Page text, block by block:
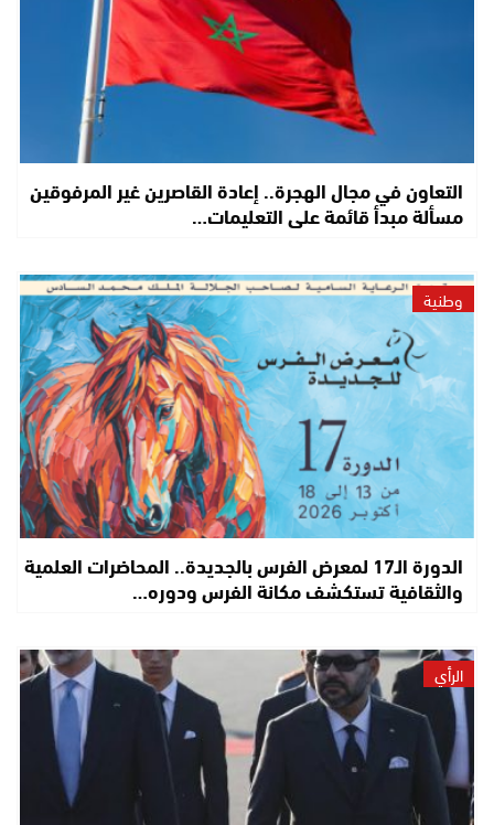
التعاون في مجال الهجرة.. إعادة القاصرين غير المرفوقين
مسألة مبدأ قائمة على التعليمات…
وطنية
الدورة الـ17 لمعرض الفرس بالجديدة.. المحاضرات العلمية
والثقافية تستكشف مكانة الفرس ودوره…
الرأي